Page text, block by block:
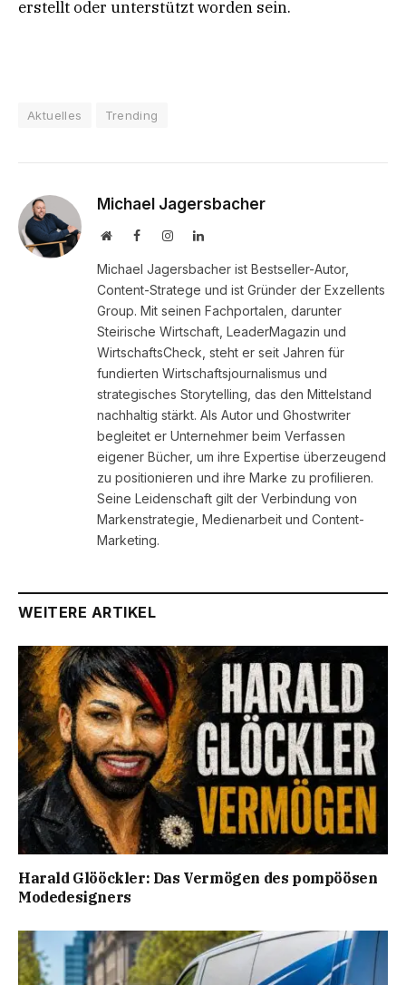
erstellt oder unterstützt worden sein.
Aktuelles Trending
Michael Jagersbacher
WebsiteFacebookInstagramLinkedIn
Michael Jagersbacher ist Bestseller-Autor,
Content-Stratege und ist Gründer der Exzellents
Group. Mit seinen Fachportalen, darunter
Steirische Wirtschaft, LeaderMagazin und
WirtschaftsCheck, steht er seit Jahren für
fundierten Wirtschaftsjournalismus und
strategisches Storytelling, das den Mittelstand
nachhaltig stärkt. Als Autor und Ghostwriter
begleitet er Unternehmer beim Verfassen
eigener Bücher, um ihre Expertise überzeugend
zu positionieren und ihre Marke zu profilieren.
Seine Leidenschaft gilt der Verbindung von
Markenstrategie, Medienarbeit und Content-
Marketing.
WEITERE ARTIKEL
Harald Glööckler: Das Vermögen des pompöösen
Modedesigners